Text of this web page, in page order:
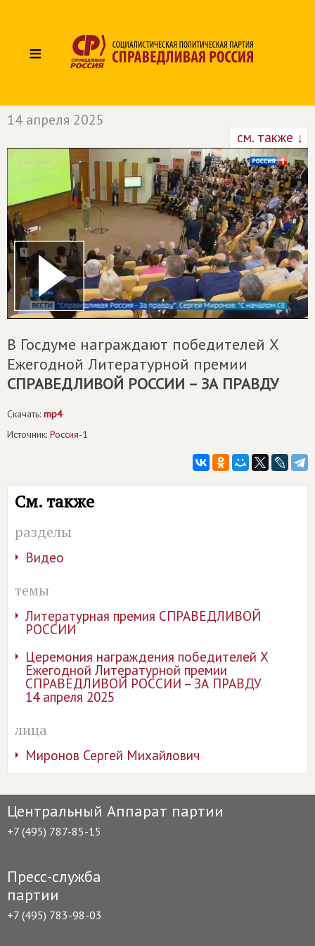
≡
14 апреля 2025
см. также ↓
В Госдуме награждают победителей Х
Ежегодной Литературной премии
СПРАВЕДЛИВОЙ РОССИИ – ЗА ПРАВДУ
Скачать: mp4
Источник: Россия-1
См. также
разделы
Видео
темы
Литературная премия СПРАВЕДЛИВОЙ
РОССИИ
Церемония награждения победителей Х
Ежегодной Литературной премии
СПРАВЕДЛИВОЙ РОССИИ – ЗА ПРАВДУ
14 апреля 2025
лица
Миронов Сергей Михайлович
Центральный Аппарат партии
+7 (495) 787-85-15
Пресс-служба
партии
+7 (495) 783-98-03